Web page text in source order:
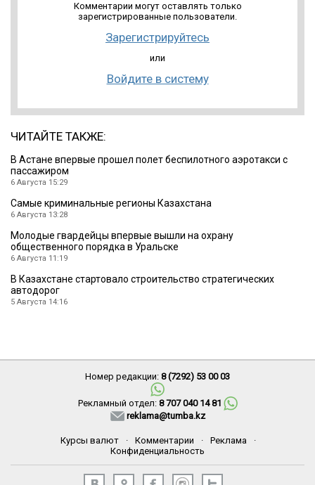
Комментарии могут оставлять только
зарегистрированные пользователи.
Зарегистрируйтесь
или
Войдите в систему
ЧИТАЙТЕ ТАКЖЕ:
В Астане впервые прошел полет беспилотного аэротакси с
пассажиром
6 Августа 15:29
Cамые криминальные регионы Казахстана
6 Августа 13:28
Молодые гвардейцы впервые вышли на охрану
общественного порядка в Уральске
6 Августа 11:19
В Казахстане стартовало строительство стратегических
автодорог
5 Августа 14:16
Номер редакции: 8 (7292) 53 00 03
Рекламный отдел: 8 707 040 14 81
reklama@tumba.kz
Курсы валют · Комментарии · Реклама
·
Конфиденциальность